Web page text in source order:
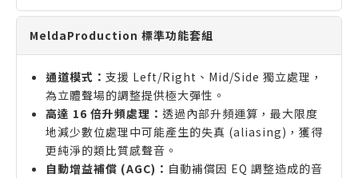
MeldaProduction 標準功能套組
通道模式： 支援 Left/Right、Mid/Side 獨立處理，
為立體聲場的調整提供極大彈性。
高達 16 倍升頻處理： 透過內部升頻運算，最大限度
地減少數位處理中可能產生的失真 (aliasing)，獲得
更純淨的類比質感聲音。
自動增益補償 (AGC)： 自動補償因 EQ 調整造成的音